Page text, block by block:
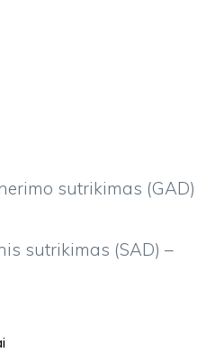
sutrikimas (GAD)
sutrikimas (SAD) –